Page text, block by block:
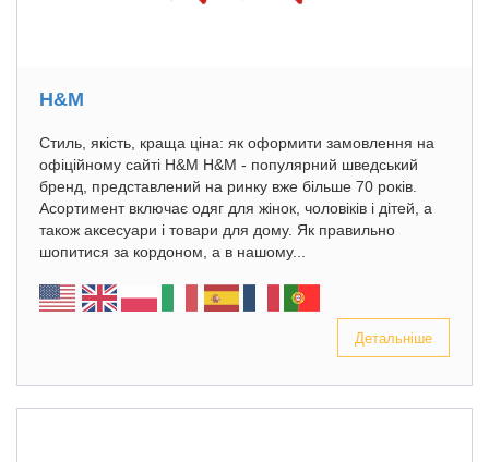
H&M
Стиль, якість, краща ціна: як оформити замовлення на
офіційному сайті H&M H&M - популярний шведський
бренд, представлений на ринку вже більше 70 років.
Асортимент включає одяг для жінок, чоловіків і дітей, а
також аксесуари і товари для дому. Як правильно
шопитися за кордоном, а в нашому...
Детальніше